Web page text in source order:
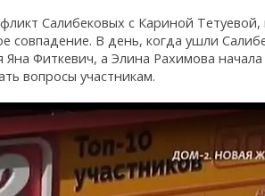
Салибековых с Кариной Тетуевой,
совпадение. В день, когда ушли
Фиткевич, а Элина Рахимова начала
вопросы участникам.